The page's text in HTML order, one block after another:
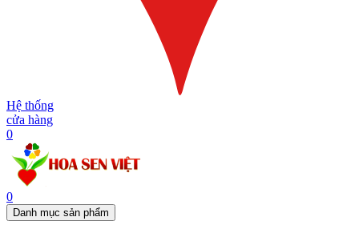
Hệ thống
cửa hàng
0
0
Danh mục sản phẩm